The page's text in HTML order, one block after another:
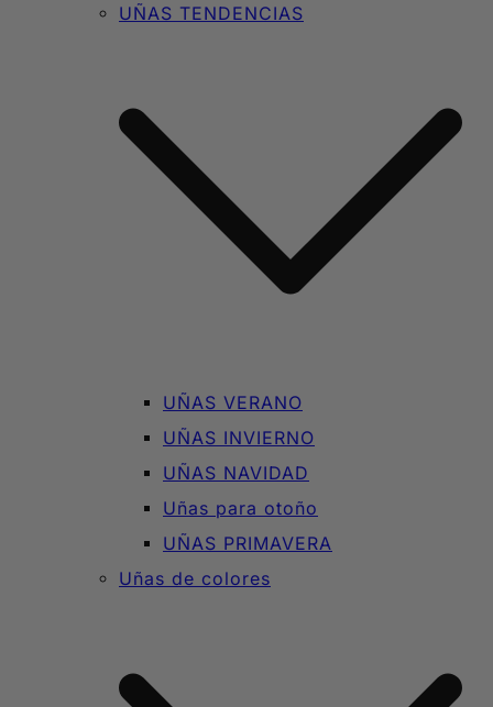
UÑAS TENDENCIAS
UÑAS VERANO
UÑAS INVIERNO
UÑAS NAVIDAD
Uñas para otoño
UÑAS PRIMAVERA
Uñas de colores